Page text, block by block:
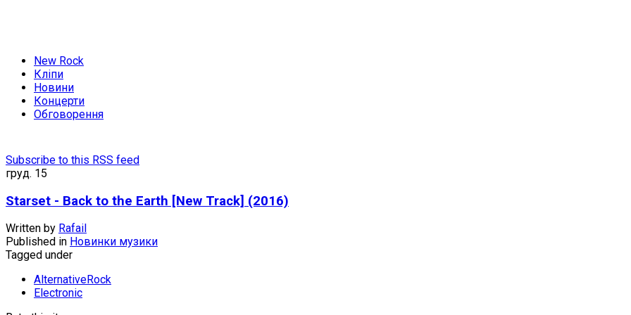
New Rock
Кліпи
Новини
Концерти
Обговорення
Subscribe to this RSS feed
груд. 15
Starset - Back to the Earth [New Track] (2016)
Written by Rafail
Published in Новинки музики
Tagged under
AlternativeRock
Electronic